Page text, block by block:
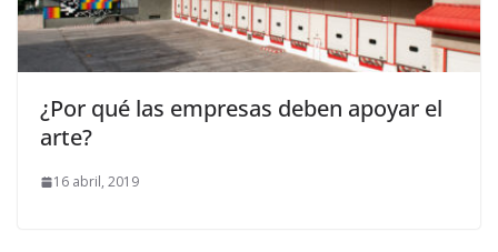
¿Por qué las empresas deben apoyar el
arte?
16 abril, 2019